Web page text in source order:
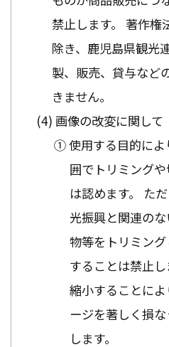
禁止します。 著作権
除き、鹿児島県観光
製、販売、貸与など
きません。
画像の改変に関して
① 使用する目的によ
囲でトリミング
は認めます。 た
光振興と関連の
物等をトリミン
することは禁止し
縮小することに
ージを著しく損
します。